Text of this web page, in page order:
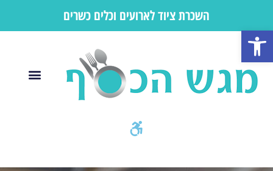
פתח סרגל נגישות
השכרת ציוד לארועים וכלים כשרים